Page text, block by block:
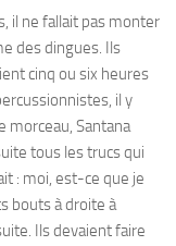
il ne fallait pas monter
des dingues. Ils
cinq ou six heures
il y
morceau, Santana
tous les trucs qui
: moi, est-ce que je
bouts à droite à
Ils devaient faire